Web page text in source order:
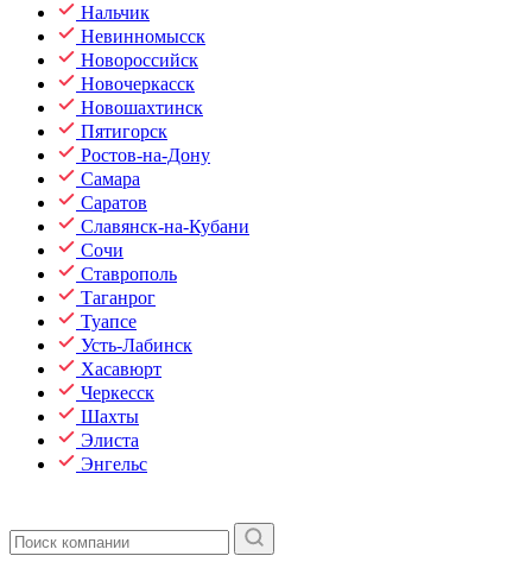
Нальчик
Невинномысск
Новороссийск
Новочеркасск
Новошахтинск
Пятигорск
Ростов-на-Дону
Самара
Саратов
Славянск-на-Кубани
Сочи
Ставрополь
Таганрог
Туапсе
Усть-Лабинск
Хасавюрт
Черкесск
Шахты
Элиста
Энгельс